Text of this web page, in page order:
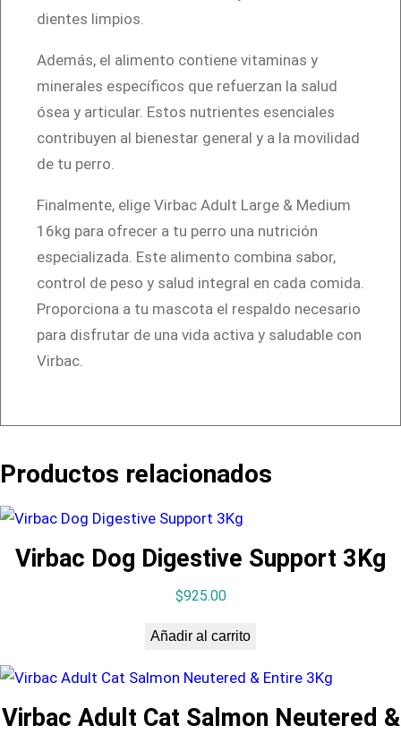
dientes limpios.
Además, el alimento contiene vitaminas y
minerales específicos que refuerzan la salud
ósea y articular. Estos nutrientes esenciales
contribuyen al bienestar general y a la movilidad
de tu perro.
Finalmente, elige Virbac Adult Large & Medium
16kg para ofrecer a tu perro una nutrición
especializada. Este alimento combina sabor,
control de peso y salud integral en cada comida.
Proporciona a tu mascota el respaldo necesario
para disfrutar de una vida activa y saludable con
Virbac.
Productos relacionados
Virbac Dog Digestive Support 3Kg
$925.00
Añadir al carrito
Virbac Adult Cat Salmon Neutered &